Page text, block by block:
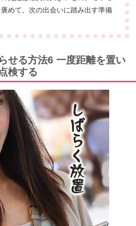
めて、次の出会いに踏み出す準備
せる方法6 一度距離を置い
検する